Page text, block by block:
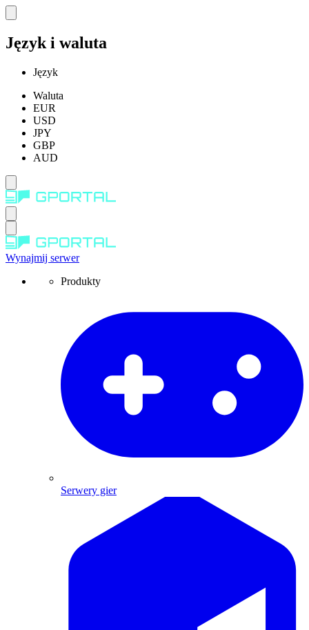
Język i waluta
Język
Waluta
EUR
USD
JPY
GBP
AUD
Wynajmij serwer
Produkty
Serwery gier